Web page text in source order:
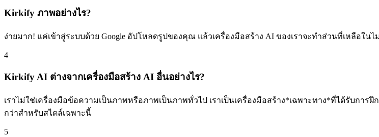
Kirkify ภาพอย่างไร?
ง่ายมาก! แค่เข้าสู่ระบบด้วย Google อัปโหลดรูปของคุณ แล้วเครื่องมือสร้าง AI ของเราจะทำส่วนที่เหลือใน
4
Kirkify AI ต่างจากเครื่องมือสร้าง AI อื่นอย่างไร?
เราไม่ใช่เครื่องมือข้อความเป็นภาพหรือภาพเป็นภาพทั่วไป เราเป็นเครื่องมือสร้าง*เฉพาะทาง*ที่ได้รับก
กว่าสำหรับสไตล์เฉพาะนี้
5